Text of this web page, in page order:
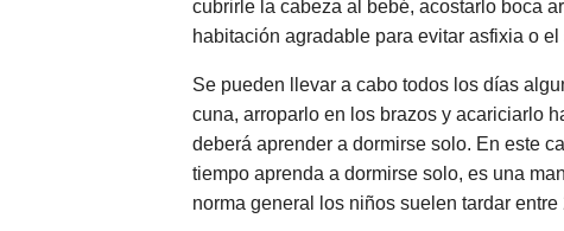
cubrirle la cabeza al bebé, acostarlo boca
habitación agradable para evitar asfixia o
Se pueden llevar a cabo todos los días
cuna, arroparlo en los brazos y acariciarlo
deberá aprender a dormirse solo. En este
tiempo aprenda a dormirse solo, es una
norma general los niños suelen tardar